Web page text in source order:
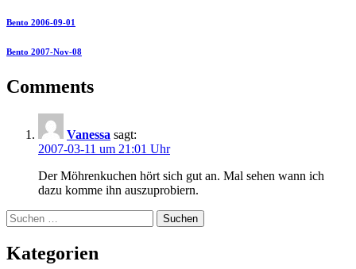
Bento 2006-09-01
Bento 2007-Nov-08
Comments
Vanessa sagt:
2007-03-11 um 21:01 Uhr
Der Möhrenkuchen hört sich gut an. Mal sehen wann ich
dazu komme ihn auszuprobiern.
Suchen
nach:
Kategorien